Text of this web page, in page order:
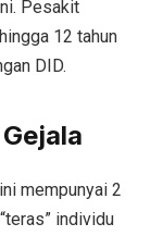
Pesakit
12 tahun
DID.
mempunyai 2
individu